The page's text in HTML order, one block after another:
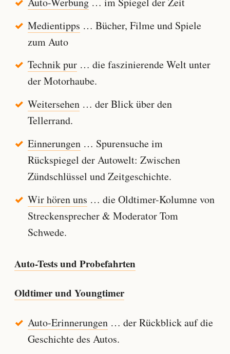
Medientipps … Bücher, Filme und Spiele
zum Auto
Technik pur… die faszinierende Welt unter
der Motorhaube.
Weitersehen… der Blick über den
Tellerrand.
Einnerungen… Spurensuche im
Rückspiegel der Autowelt: Zwischen
Zündschlüssel und Zeitgeschichte.
Wir hören uns … die Oldtimer-Kolumne von
Streckensprecher & Moderator Tom
Schwede.
Auto-Tests und Probefahrten
Oldtimer und Youngtimer
Auto-Erinnerungen… der Rückblick auf die
Geschichte des Autos.